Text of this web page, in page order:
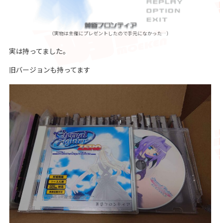
（実物は主催にプレゼントしたので手元になかった…）
実は持ってました。
旧バージョンも持ってます